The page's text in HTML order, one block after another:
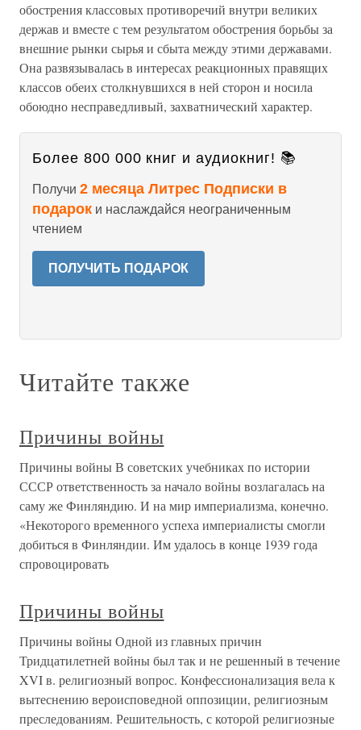
обострения классовых противоречий внутри великих
держав и вместе с тем результатом обострения борьбы за
внешние рынки сырья и сбыта между этими державами.
Она развязывалась в интересах реакционных правящих
классов обеих столкнувшихся в ней сторон и носила
обоюдно несправедливый, захватнический характер.
Более 800 000 книг и аудиокниг! 📚
Получи 2 месяца Литрес Подписки в
подарок и наслаждайся неограниченным
чтением
ПОЛУЧИТЬ ПОДАРОК
Читайте также
Причины войны
Причины войны В советских учебниках по истории
СССР ответственность за начало войны возлагалась на
саму же Финляндию. И на мир империализма, конечно.
«Некоторого временного успеха империалисты смогли
добиться в Финляндии. Им удалось в конце 1939 года
спровоцировать
Причины войны
Причины войны Одной из главных причин
Тридцатилетней войны был так и не решенный в течение
XVI в. религиозный вопрос. Конфессионализация вела к
вытеснению вероисповедной оппозиции, религиозным
преследованиям. Решительность, с которой религиозные